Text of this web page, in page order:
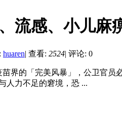
流感、小儿麻
huaren| 查看: 2524| 评论: 0
苗界的「完美风暴」，公卫官员
人力不足的窘境，恐 ...